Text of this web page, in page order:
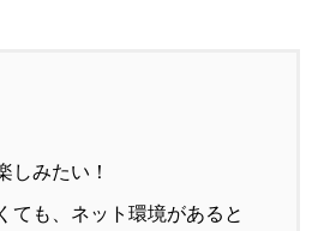
しみたい！
ても、ネット環境があると